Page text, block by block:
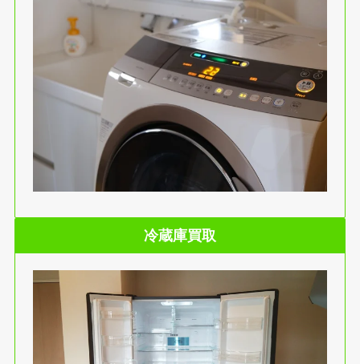
冷蔵庫買取